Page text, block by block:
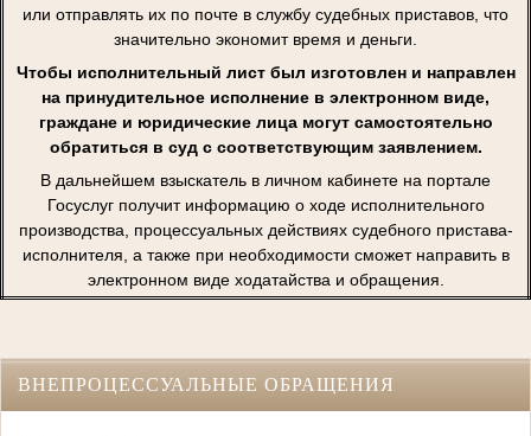
или отправлять их по почте в службу судебных приставов, что
значительно экономит время и деньги.
Чтобы исполнительный лист был изготовлен и направлен
на принудительное исполнение в электронном виде,
граждане и юридические лица могут самостоятельно
обратиться в суд с соответствующим заявлением.
В дальнейшем взыскатель в личном кабинете на портале
Госуслуг получит информацию о ходе исполнительного
производства, процессуальных действиях судебного пристава-
исполнителя, а также при необходимости сможет направить в
электронном виде ходатайства и обращения.
ВНЕПРОЦЕССУАЛЬНЫЕ ОБРАЩЕНИЯ